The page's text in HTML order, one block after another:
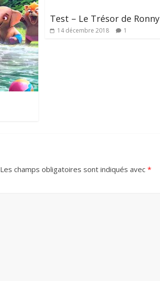
Test – Le Trésor de Ronny
14 décembre 2018 1
Les champs obligatoires sont indiqués avec *